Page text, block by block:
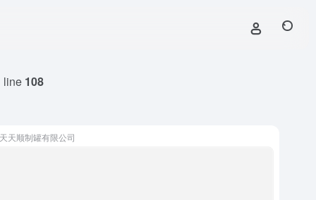
108
天顺制罐有限公司